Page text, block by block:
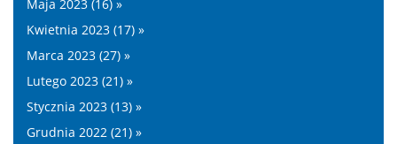
Maja 2023 (16) »
Kwietnia 2023 (17) »
Marca 2023 (27) »
Lutego 2023 (21) »
Stycznia 2023 (13) »
Grudnia 2022 (21) »